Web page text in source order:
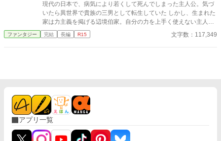
現代の日本で、病気により若くして死んでしまった主人公。気づ
いたら異世界で貴族の三男として転生していた しかし、生まれた
家は力主義を掲げる辺境伯家。自分の力を上手く使えない主人公
は、追放されてしまう事に。しかも、追放先は誰も足を踏み入れ
ようとはしない場所だった これは、転生者である主人公が最凶の
ファンタジー 完結 長編 R15 文字数：117,349
アプリ一覧